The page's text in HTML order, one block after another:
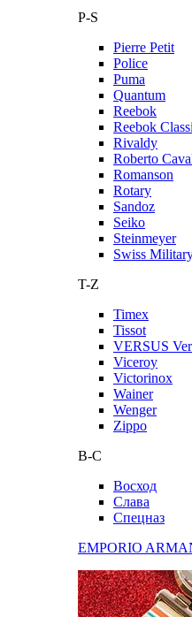
P-S
Pierre Petit
Police
Puma
Quantum
Reebok
Reebok
Rivaldy
Roberto
Romanson
Rotary
Sandoz
Seiko
Steinmeyer
Swiss
T-Z
Timex
Tissot
VERSUS
Viceroy
Victorinox
Wainer
Wenger
Zippo
В-С
Восход
Слава
Спецназ
EMPORIO